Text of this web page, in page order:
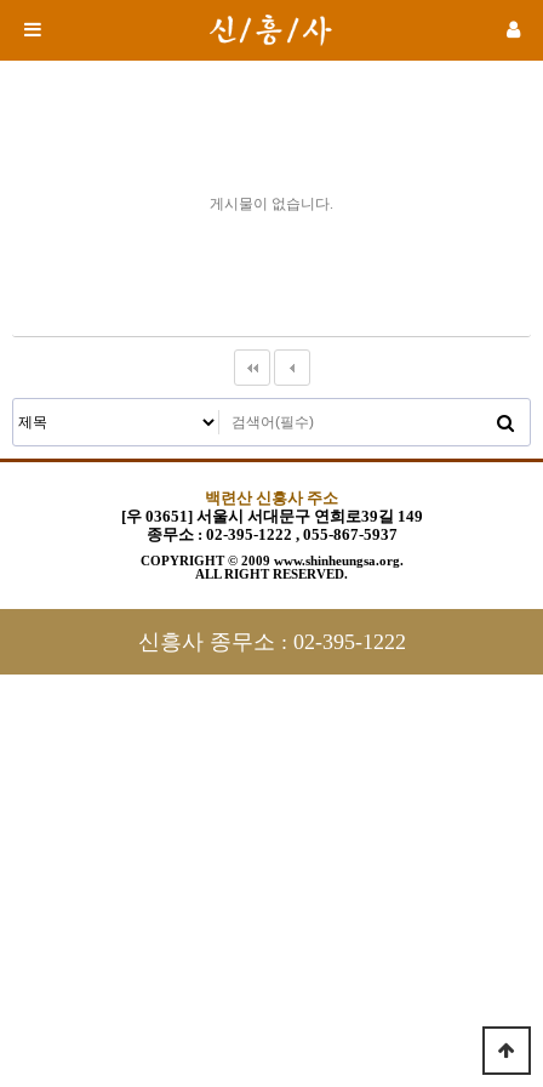
게시물이 없습니다.
백련산 신흥사 주소
[우 03651] 서울시 서대문구 연희로39길 149
종무소 : 02-395-1222 , 055-867-5937
COPYRIGHT © 2009 www.shinheungsa.org.
ALL RIGHT RESERVED.
신흥사 종무소 : 02-395-1222